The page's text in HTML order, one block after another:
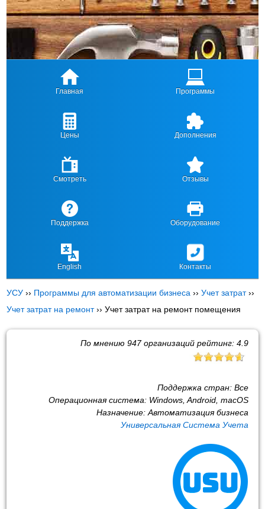
Главная Программы
Цены Дополнения
Смотреть Отзывы
Поддержка Оборудование
English Контакты
УСУ ›› Программы для автоматизации бизнеса ››Учет затрат››
Учет затрат на ремонт››Учет затрат на ремонт помещения
По мнению 947организаций рейтинг: 4.9
Поддержка стран: Все
Операционная система: Windows, Android, macOS
Назначение: Автоматизация бизнеса
Универсальная Система Учета